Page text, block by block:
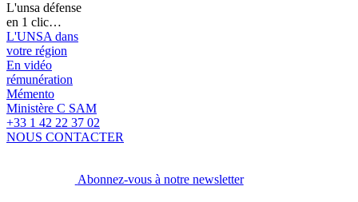
L'unsa défense
en 1 clic…
L'UNSA dans
votre région
En vidéo
rémunération
Mémento
Ministère C SAM
+33 1 42 22 37 02
NOUS CONTACTER
Abonnez-vous à notre newsletter